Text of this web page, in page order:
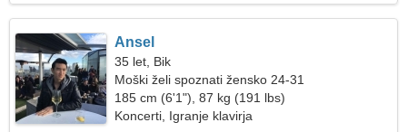
Ansel
35 let, Bik
Moški želi spoznati žensko 24-31
185 cm (6'1"), 87 kg (191 lbs)
Koncerti, Igranje klavirja